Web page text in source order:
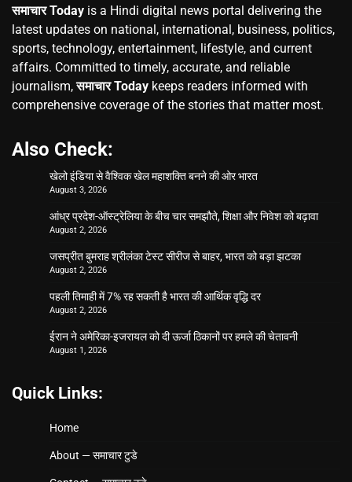
समाचार Today is a Hindi digital news portal delivering the
latest updates on national, international, business, politics,
sports, technology, entertainment, lifestyle, and current
affairs. Committed to timely, accurate, and reliable
journalism,समाचार Today keeps readers informed with
comprehensive coverage of the stories that matter most.
Also Check:
खेलो इंडिया से वैश्विक खेल महाशक्ति बनने की ओर भारत
August 3, 2026
आंध्र प्रदेश-ऑस्ट्रेलिया के बीच चार समझौते, शिक्षा और निवेश को बढ़ावा
August 2, 2026
जसप्रीत बुमराह श्रीलंका टेस्ट सीरीज से बाहर, भारत को बड़ा झटका
August 2, 2026
पहली तिमाही में 7% रह सकती है भारत की आर्थिक वृद्धि दर
August 2, 2026
ईरान ने अमेरिका-इजरायल को दी ऊर्जा ठिकानों पर हमले की चेतावनी
August 1, 2026
Quick Links:
Home
About — समाचार टुडे